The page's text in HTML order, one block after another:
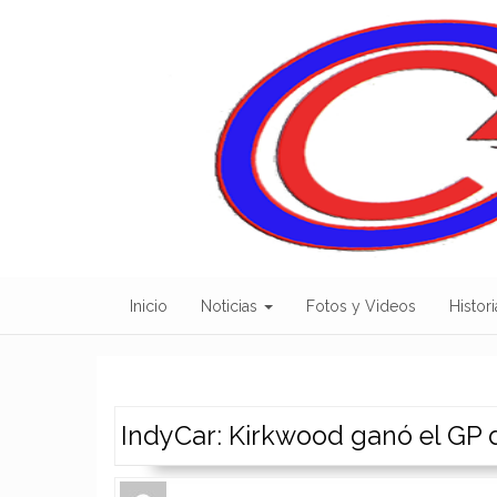
Inicio Noticias Fotos y Videos
IndyCar: Kirkwood ganó el GP
Author